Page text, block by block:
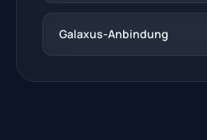
Galaxus-Anbindung